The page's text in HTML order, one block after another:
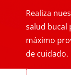
Realiza
salud bucal
máximo
de cuidado.